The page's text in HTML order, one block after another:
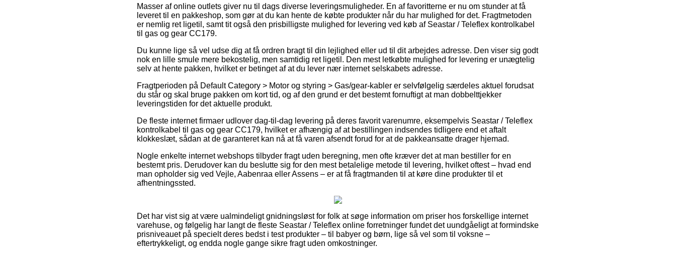
Masser af online outlets giver nu til dags diverse leveringsmuligheder. En af favoritterne er nu om stunder at få
leveret til en pakkeshop, som gør at du kan hente de købte produkter når du har mulighed for det. Fragtmetoden
er nemlig ret ligetil, samt tit også den prisbilligste mulighed for levering ved køb af Seastar / Teleflex kontrolkabel
til gas og gear CC179.
Du kunne lige så vel udse dig at få ordren bragt til din lejlighed eller ud til dit arbejdes adresse. Den viser sig godt
nok en lille smule mere bekostelig, men samtidig ret ligetil. Den mest letkøbte mulighed for levering er unægtelig
selv at hente pakken, hvilket er betinget af at du lever nær internet selskabets adresse.
Fragtperioden på Default Category > Motor og styring > Gas/gear-kabler er selvfølgelig særdeles aktuel forudsat
du står og skal bruge pakken om kort tid, og af den grund er det bestemt fornuftigt at man dobbelttjekker
leveringstiden for det aktuelle produkt.
De fleste internet firmaer udlover dag-til-dag levering på deres favorit varenumre, eksempelvis Seastar / Teleflex
kontrolkabel til gas og gear CC179, hvilket er afhængig af at bestillingen indsendes tidligere end et aftalt
klokkeslæt, sådan at de garanteret kan nå at få varen afsendt forud for at de pakkeansatte drager hjemad.
Nogle enkelte internet webshops tilbyder fragt uden beregning, men ofte kræver det at man bestiller for en
bestemt pris. Derudover kan du beslutte sig for den mest betalelige metode til levering, hvilket oftest – hvad end
man opholder sig ved Vejle, Aabenraa eller Assens – er at få fragtmanden til at køre dine produkter til et
afhentningssted.
Det har vist sig at være ualmindeligt gnidningsløst for folk at søge information om priser hos forskellige internet
varehuse, og følgelig har langt de fleste Seastar / Teleflex online forretninger fundet det uundgåeligt at formindske
prisniveauet på specielt deres bedst i test produkter – til babyer og børn, lige så vel som til voksne –
eftertrykkeligt, og endda nogle gange sikre fragt uden omkostninger.